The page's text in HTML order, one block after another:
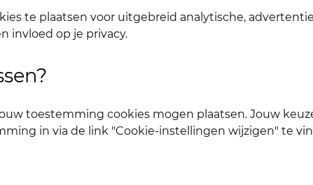
te plaatsen voor uitgebreid analytische,
invloed op je privacy.
toestemming cookies mogen plaatsen. Jouw
in via de link "Cookie-instellingen wijzigen" te